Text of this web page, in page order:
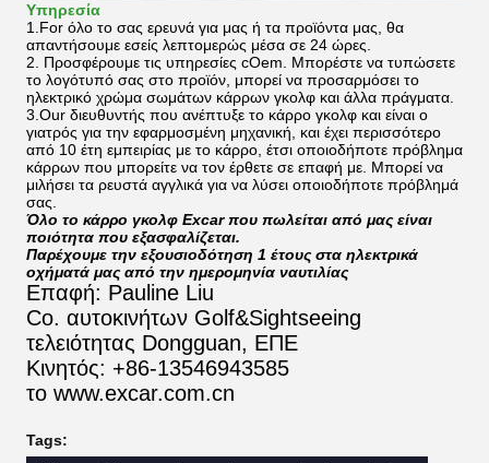
Υπηρεσία
1.For όλο το σας ερευνά για μας ή τα προϊόντα μας, θα
απαντήσουμε εσείς λεπτομερώς μέσα σε 24 ώρες.
2. Προσφέρουμε τις υπηρεσίες cOem. Μπορέστε να τυπώσετε
το λογότυπό σας στο προϊόν, μπορεί να προσαρμόσει το
ηλεκτρικό χρώμα σωμάτων κάρρων γκολφ και άλλα πράγματα.
3.Our διευθυντής που ανέπτυξε το κάρρο γκολφ και είναι ο
γιατρός για την εφαρμοσμένη μηχανική, και έχει περισσότερο
από 10 έτη εμπειρίας με το κάρρο, έτσι οποιοδήποτε πρόβλημα
κάρρων που μπορείτε να τον έρθετε σε επαφή με. Μπορεί να
μιλήσει τα ρευστά αγγλικά για να λύσει οποιοδήποτε πρόβλημά
σας.
Όλο το κάρρο γκολφ Excar που πωλείται από μας είναι
ποιότητα που εξασφαλίζεται.
Παρέχουμε την εξουσιοδότηση 1 έτους στα ηλεκτρικά
οχήματά μας από την ημερομηνία ναυτιλίας
Επαφή: Pauline Liu
Co. αυτοκινήτων Golf&Sightseeing
τελειότητας Dongguan, ΕΠΕ
Κινητός: +86-13546943585
το www.excar.com.cn
Tags: